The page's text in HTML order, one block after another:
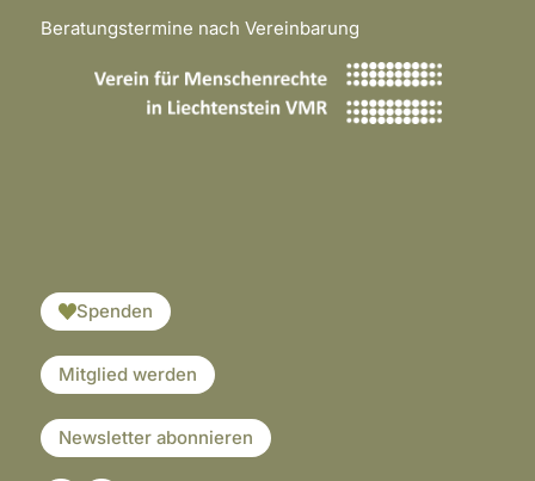
Beratungstermine nach Vereinbarung
Spenden
Mitglied werden
Newsletter abonnieren